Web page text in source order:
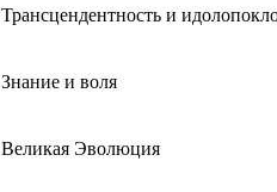
Трансцендентность и
Знание и воля
Великая Эволюция